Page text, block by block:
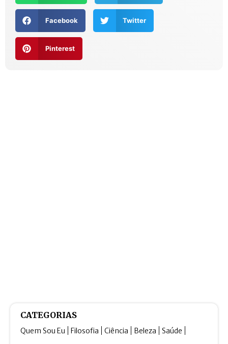
Facebook Twitter
Pinterest
CATEGORIAS
Quem Sou Eu Filosofia Ciência Beleza Saúde